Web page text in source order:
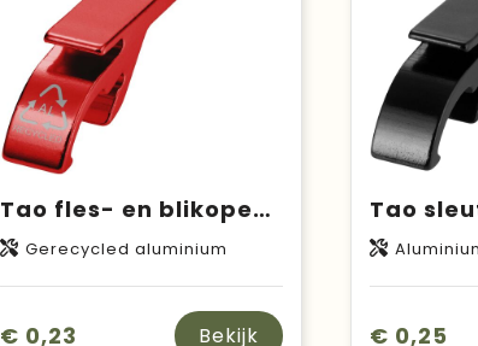
Tao fles- en blikopener van RCS gerecycled aluminium met sleutelhanger
Gerecycled aluminium
€ 0,23 Bekijk € 0,25